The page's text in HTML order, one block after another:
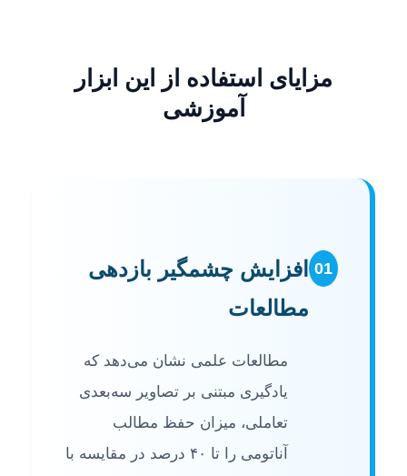
مزایای استفاده از این ابزار
آموزشی
01 افزایش چشمگیر بازدهی
مطالعات
مطالعات علمی نشان می‌دهد که
یادگیری مبتنی بر تصاویر سه‌بعدی
تعاملی، میزان حفظ مطالب
آناتومی را تا ۴۰ درصد در مقایسه با